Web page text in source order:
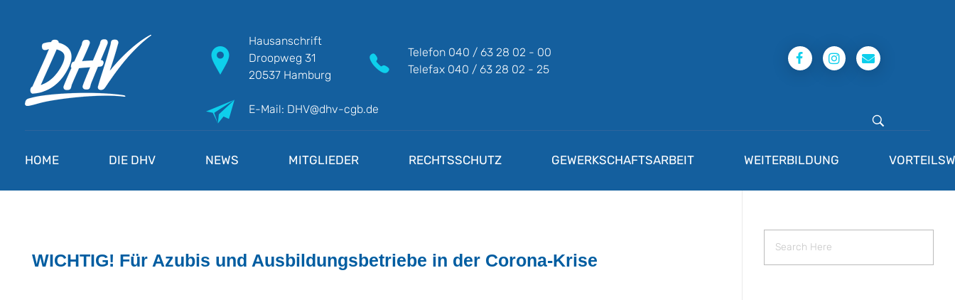
Hausanschrift
Droopweg 31
20537 Hamburg
Telefon 040 / 63 28 02 - 00
Telefax 040 / 63 28 02 - 25
E-Mail: DHV@dhv-cgb.de
HOME DIE DHV NEWS MITGLIEDER RECHTSSCHUTZ GEWERKSCHAFTSARBEIT WEITERBILDUNG
WICHTIG! Für Azubis und Ausbildungsbetriebe in der Corona-Krise